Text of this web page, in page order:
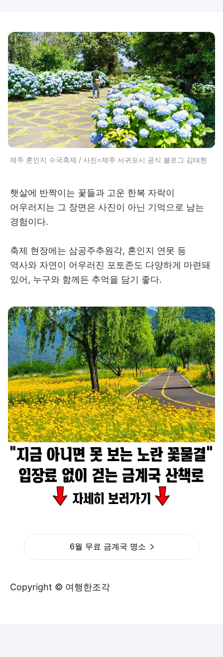
제주 혼인지 수국축제 / 사진=제주 서귀포시 공식 블로그 김태현
햇살에 반짝이는 꽃들과 고운 한복 자락이
어우러지는 그 장면은 사진이 아닌 기억으로 남는
경험이다.
축제 현장에는 삼공주추원각, 혼인지 연못 등
역사와 자연이 어우러진 포토존도 다양하게 마련돼
있어, 누구와 함께든 추억을 담기 좋다.
6월 무료 금계국 명소
Copyright © 여행한조각